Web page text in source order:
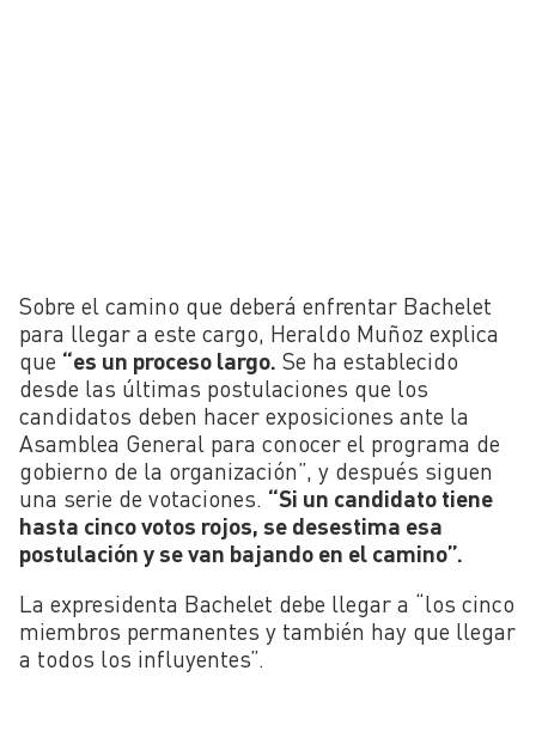
Sobre el camino que deberá enfrentar Bachelet
para llegar a este cargo, Heraldo Muñoz explica
que “es un proceso largo. Se ha establecido
desde las últimas postulaciones que los
candidatos deben hacer exposiciones ante la
Asamblea General para conocer el programa de
gobierno de la organización”, y después siguen
una serie de votaciones. “Si un candidato tiene
hasta cinco votos rojos, se desestima esa
postulación y se van bajando en el camino”.
La expresidenta Bachelet debe llegar a “los cinco
miembros permanentes y también hay que llegar
a todos los influyentes”.